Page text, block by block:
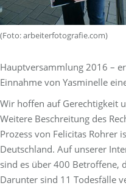
(Foto: arbeiterfotografie.com)
Hauptversammlung 2016 –
Einnahme von Yasminelle
Wir hoffen auf Gerechtigkeit
Weitere Beschreitung des
Prozess von Felicitas Rohrer
Deutschland. Auf unserer
sind es über 400 Betroffene,
Darunter sind 11 Todesfälle